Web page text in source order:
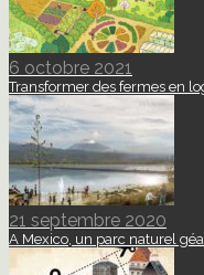
6 octobre 2021
Transformer des fermes en
21 septembre 2020
A Mexico, un parc naturel